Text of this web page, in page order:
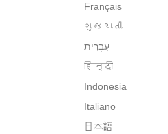
Français
ગુજરાતી
हिन्दी
Indonesia
Italiano
日本語